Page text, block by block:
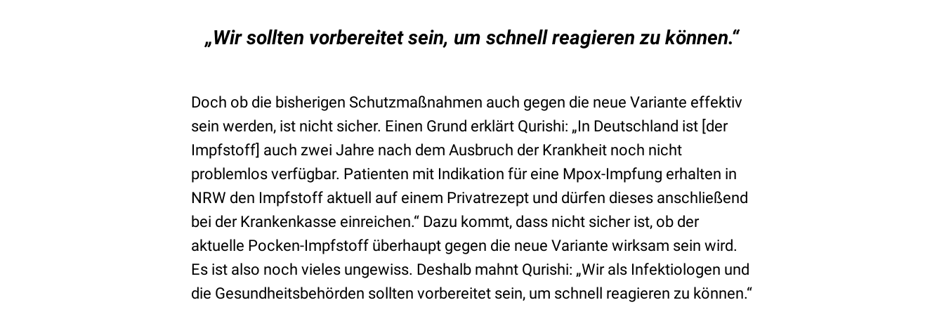
„Wir sollten vorbereitet sein, um schnell reagieren zu können.“
Doch ob die bisherigen Schutzmaßnahmen auch gegen die neue Variante effektiv
sein werden, ist nicht sicher. Einen Grund erklärt Qurishi: „In Deutschland ist [der
Impfstoff] auch zwei Jahre nach dem Ausbruch der Krankheit noch nicht
problemlos verfügbar. Patienten mit Indikation für eine Mpox-Impfung erhalten in
NRW den Impfstoff aktuell auf einem Privatrezept und dürfen dieses anschließend
bei der Krankenkasse einreichen.“ Dazu kommt, dass nicht sicher ist, ob der
aktuelle Pocken-Impfstoff überhaupt gegen die neue Variante wirksam sein wird.
Es ist also noch vieles ungewiss. Deshalb mahnt Qurishi: „Wir als Infektiologen und
die Gesundheitsbehörden sollten vorbereitet sein, um schnell reagieren zu können.“